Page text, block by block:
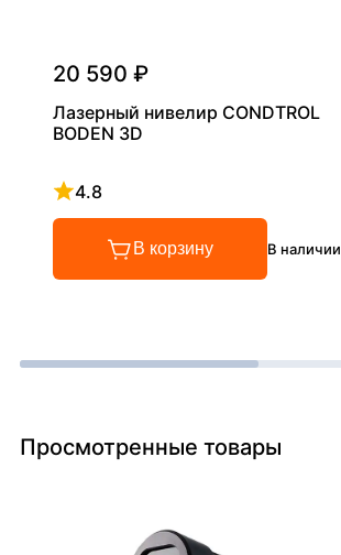
20 590 ₽
Лазерный нивелир CONDTROL
BODEN 3D
4.8
Рейтинг 4.8 из 5
В корзину В наличии
Просмотренные товары